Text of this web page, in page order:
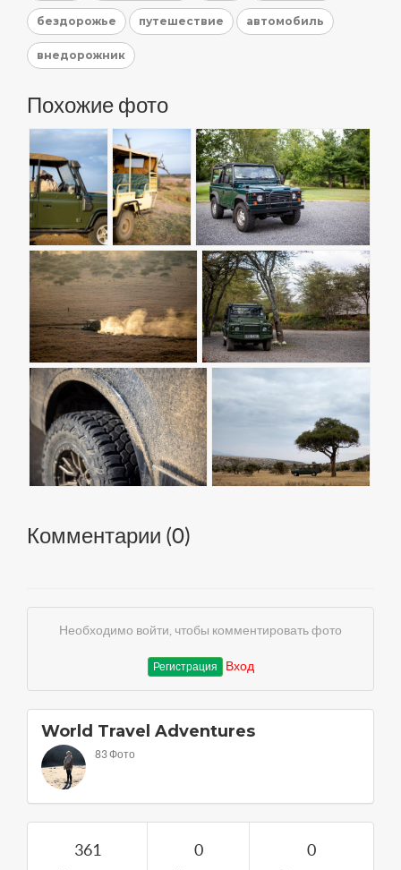
бездорожье путешествие автомобиль
внедорожник
Похожие фото
Комментарии (0)
Необходимо войти, чтобы комментировать фото
Регистрация Вход
World Travel Adventures
83 Фото
361 0 0